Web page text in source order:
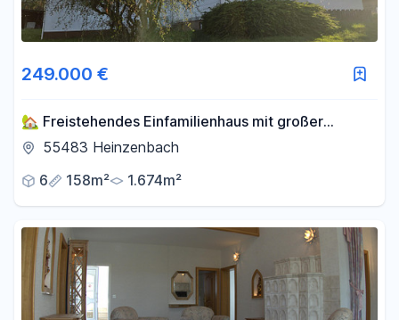
249.000 €
🏡 Freistehendes Einfamilienhaus mit großer
Scheune auf 1.674 m² Grundstück
55483 Heinzenbach
6
158m² 1.674m²